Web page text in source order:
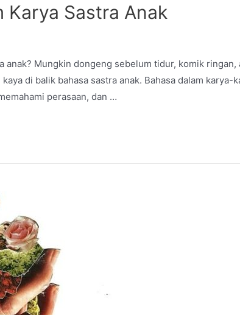
Karya Sastra Anak
Mungkin dongeng sebelum tidur, komik
di balik bahasa sastra anak. Bahasa dalam
perasaan, dan …